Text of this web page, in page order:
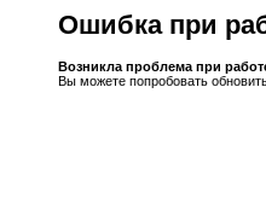
Ошибка при
Возникла проблема при
Вы можете попробовать